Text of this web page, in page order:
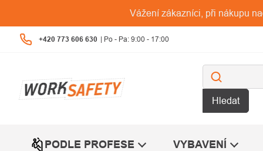
obsah
Vážení zákazníci, při nákupu
+420 773 606 630
Hledat
PODLE PROFESE VYBAVENÍ